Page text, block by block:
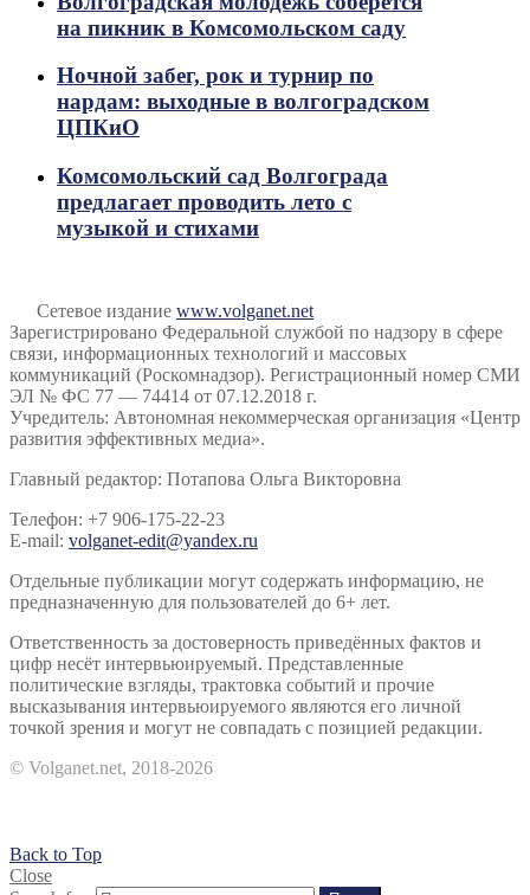
на пикник в Комсомольском саду
Ночной забег, рок и турнир по
нардам: выходные в волгоградском
ЦПКиО
Комсомольский сад Волгограда
предлагает проводить лето с
музыкой и стихами
Сетевое издание www.volganet.net
Зарегистрировано Федеральной службой по надзору в сфере
связи, информационных технологий и массовых
коммуникаций (Роскомнадзор). Регистрационный номер СМИ
ЭЛ № ФС 77 — 74414 от 07.12.2018 г.
Учредитель: Автономная некоммерческая организация «Центр
развития эффективных медиа».
Главный редактор: Потапова Ольга Викторовна
Телефон: +7 906-175-22-23
E-mail: volganet-edit@yandex.ru
Отдельные публикации могут содержать информацию, не
предназначенную для пользователей до 6+ лет.
Ответственность за достоверность приведённых фактов и
цифр несёт интервьюируемый. Представленные
политические взгляды, трактовка событий и прочие
высказывания интервьюируемого являются его личной
точкой зрения и могут не совпадать с позицией редакции.
© Volganet.net, 2018-2026
Back to Top
Close